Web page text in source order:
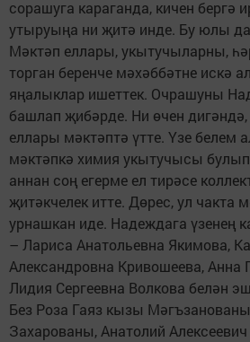
сорашуга караганда, кичен бергә
утыруыңа ни җитә инде. Бу юлы
Мәктәп еллары, укытучыларны,
торган беренче мәхәббәтне искә
яңалыклар ишеттек. Очрашуны
башлап җибәрде. Ни өчен
еллары мәктәптә үтте. Үзе белем
мәктәпкә химия укытучысы
аннан соң егерме ел тирәсе
җитәкчелек итте. Дөрес, ул чакта
урнашкан иде. Надеждага үзенең
– Лариса Анатольевна Якимова,
Александровна Кривошеева, Анна
Лидия Сергеевна Волкова белән
Без Роза Гаяз кызы
Захарованы, Анатолий